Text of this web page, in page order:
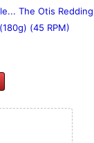
The Otis Redding
(45 RPM)